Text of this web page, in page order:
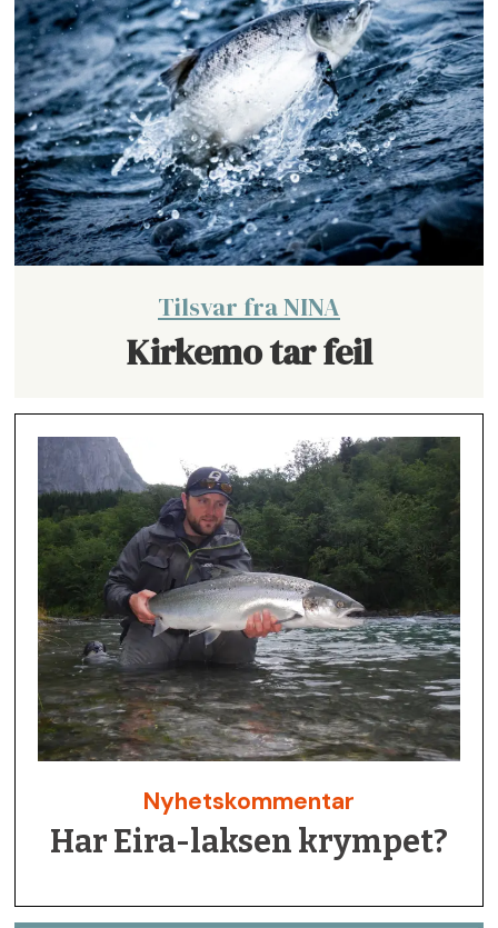
Tilsvar fra NINA
Kirkemo tar feil
Nyhetskommentar
Har Eira-laksen krympet?